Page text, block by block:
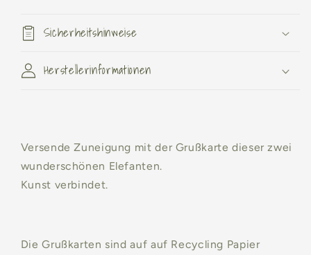
Sicherheitshinweise
Herstellerinformationen
Versende Zuneigung mit der Grußkarte dieser zwei
wunderschönen Elefanten.
Kunst verbindet.
Die Grußkarten sind auf auf Recycling Papier